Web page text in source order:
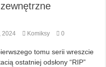
2024 Komiksy 0
tomu serii wreszcie
ostatniej odsłony “RIP”